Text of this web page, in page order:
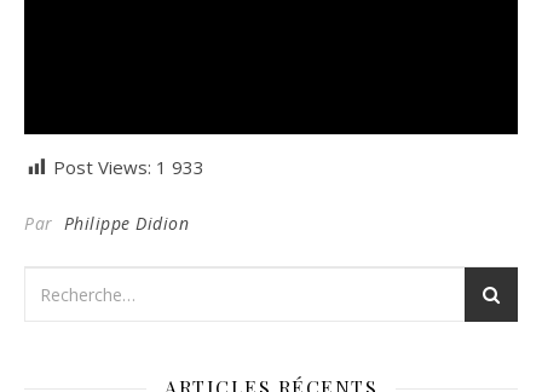
Post Views: 1 933
Par Philippe Didion